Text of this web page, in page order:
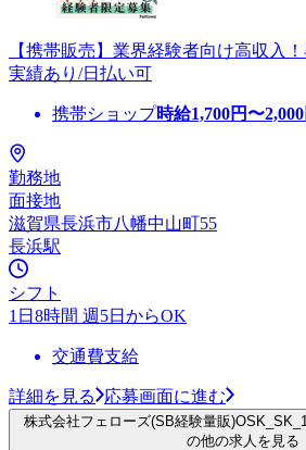
【携帯販売】業界経験者向け高収入
実績あり/日払い可
携帯ショップ時給1,700円〜2,000
勤務地
面接地
滋賀県長浜市八幡中山町55
長浜駅
シフト
1日8時間 週5日からOK
交通費支給
詳細を見る 応募画面に進む
株式会社フェローズ(SB経験量販
の他の求人を見る